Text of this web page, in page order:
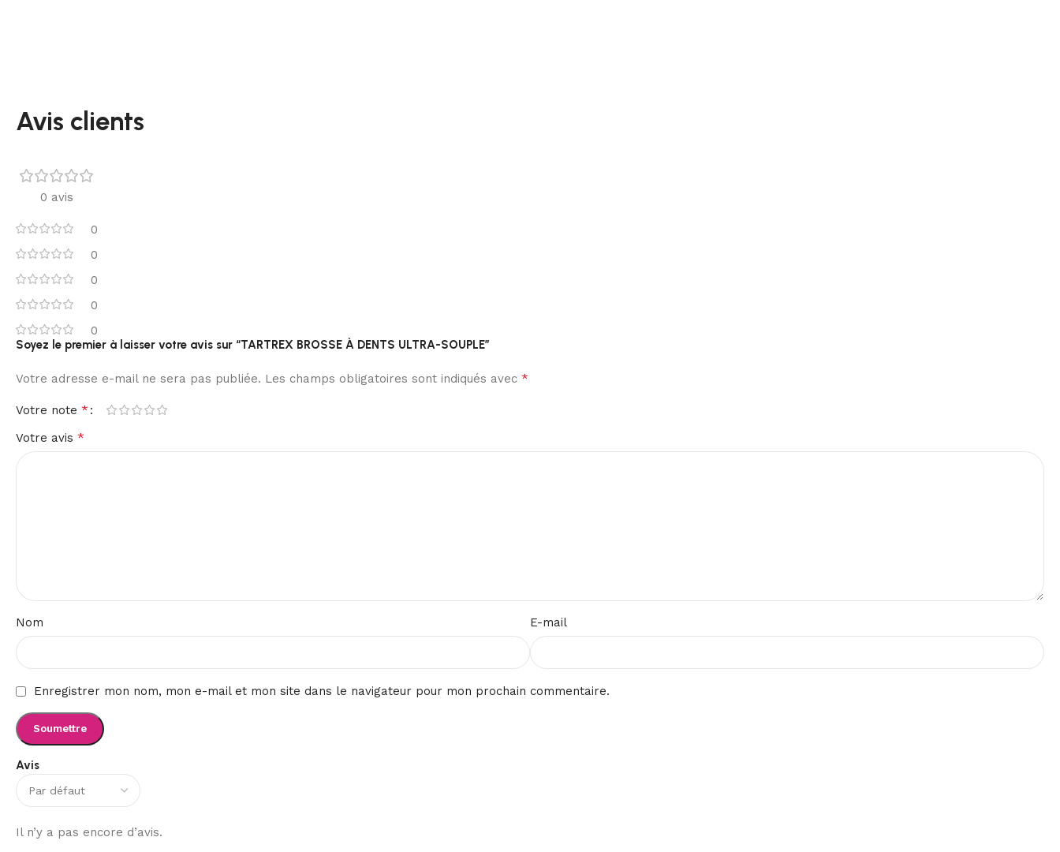
Avis clients
0 avis
0
0
0
0
0
Avis
Il n’y a pas encore d’avis.
Soyez le premier à laisser votre avis sur “TARTREX BROSSE À DENTS ULTRA-SOUPLE”
Votre adresse e-mail ne sera pas publiée. Les champs obligatoires sont indiqués avec *
Votre note *
Votre avis *
Nom E-mail
Enregistrer mon nom, mon e-mail et mon site dans le navigateur pour mon prochain commentaire.